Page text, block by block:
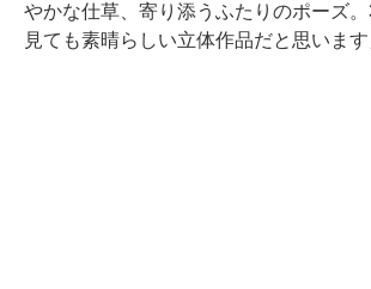
やかな仕草、寄り添うふたりのポーズ
見ても素晴らしい立体作品だと思います